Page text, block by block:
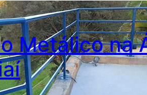
Metálico na